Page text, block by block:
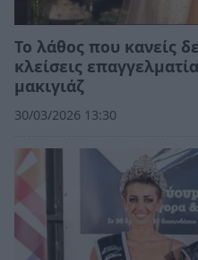
Το λάθος που κανείς
κλείσεις
μακιγιάζ
30/03/2026 13:30